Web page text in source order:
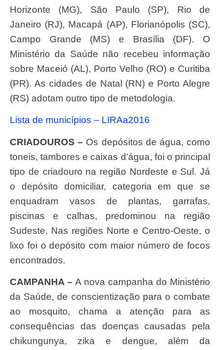
Horizonte (MG), São Paulo (SP), Rio de
Janeiro (RJ), Macapá (AP), Florianópolis (SC),
Campo Grande (MS) e Brasília (DF). O
Ministério da Saúde não recebeu informação
sobre Maceió (AL), Porto Velho (RO) e Curitiba
(PR). As cidades de Natal (RN) e Porto Alegre
(RS) adotam outro tipo de metodologia.
Lista de municípios – LIRAa2016
CRIADOUROS – Os depósitos de água, como
toneis, tambores e caixas d’água, foi o principal
tipo de criadouro na região Nordeste e Sul. Já
o depósito domiciliar, categoria em que se
enquadram vasos de plantas, garrafas,
piscinas e calhas, predominou na região
Sudeste. Nas regiões Norte e Centro-Oeste, o
lixo foi o depósito com maior número de focos
encontrados.
CAMPANHA – A nova campanha do Ministério
da Saúde, de conscientização para o combate
ao mosquito, chama a atenção para as
consequências das doenças causadas pela
chikungunya, zika e dengue, além da